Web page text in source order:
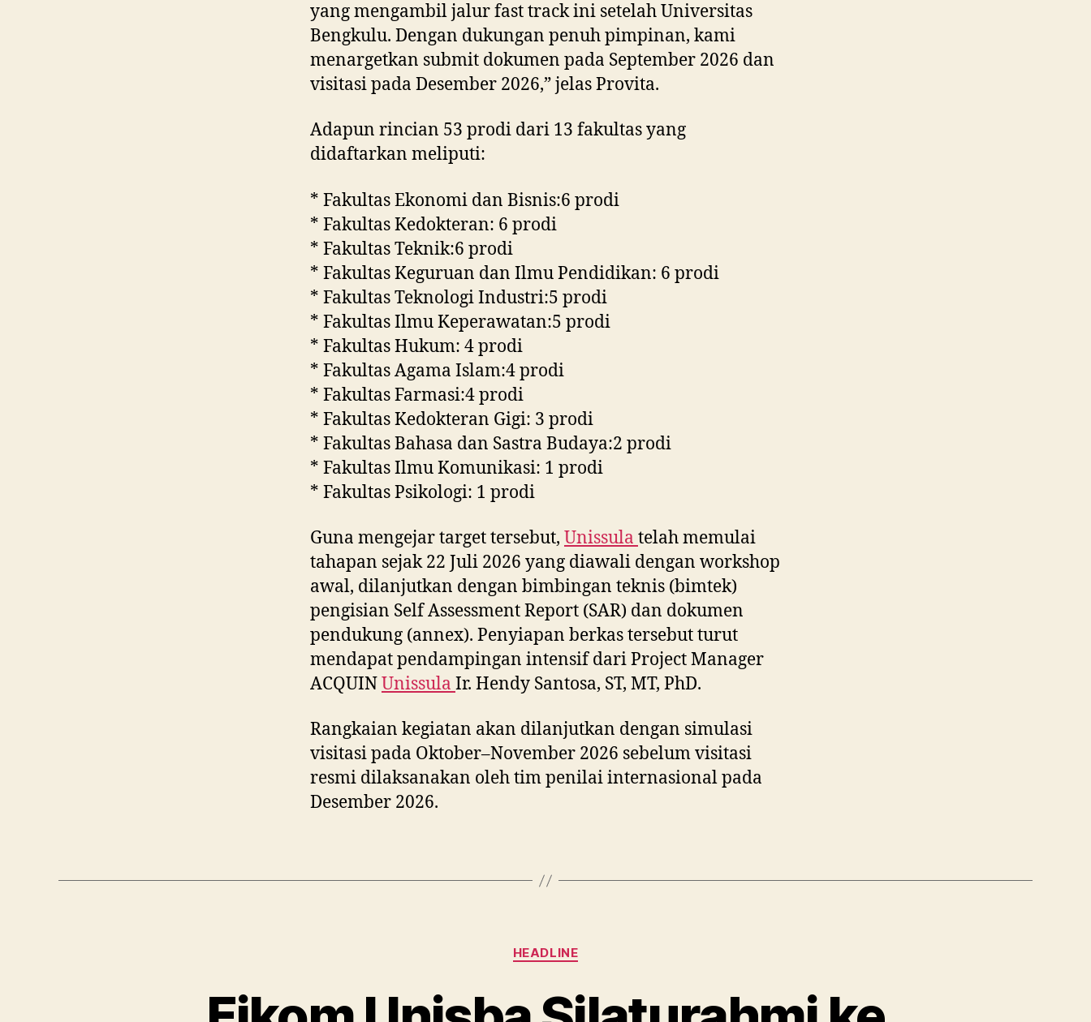
yang mengambil jalur fast track ini setelah Universitas
Bengkulu. Dengan dukungan penuh pimpinan, kami
menargetkan submit dokumen pada September 2026 dan
visitasi pada Desember 2026,” jelas Provita.
Adapun rincian 53 prodi dari 13 fakultas yang
didaftarkan meliputi:
* Fakultas Ekonomi dan Bisnis:6 prodi
* Fakultas Kedokteran: 6 prodi
* Fakultas Teknik:6 prodi
* Fakultas Keguruan dan Ilmu Pendidikan: 6 prodi
* Fakultas Teknologi Industri:5 prodi
* Fakultas Ilmu Keperawatan:5 prodi
* Fakultas Hukum: 4 prodi
* Fakultas Agama Islam:4 prodi
* Fakultas Farmasi:4 prodi
* Fakultas Kedokteran Gigi: 3 prodi
* Fakultas Bahasa dan Sastra Budaya:2 prodi
* Fakultas Ilmu Komunikasi: 1 prodi
* Fakultas Psikologi: 1 prodi
Guna mengejar target tersebut, Unissula telah memulai
tahapan sejak 22 Juli 2026 yang diawali dengan workshop
awal, dilanjutkan dengan bimbingan teknis (bimtek)
pengisian Self Assessment Report (SAR) dan dokumen
pendukung (annex). Penyiapan berkas tersebut turut
mendapat pendampingan intensif dari Project Manager
ACQUINUnissula Ir. Hendy Santosa, ST, MT, PhD.
Rangkaian kegiatan akan dilanjutkan dengan simulasi
visitasi pada Oktober–November 2026 sebelum visitasi
resmi dilaksanakan oleh tim penilai internasional pada
Desember 2026.
Categories
HEADLINE